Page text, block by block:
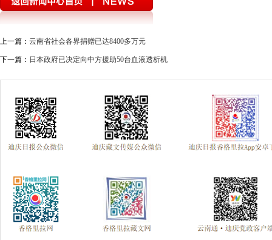
上一篇： 云南省社会各界捐赠已达8400多万元
下一篇： 日本政府已决定向中方援助50台血液透析机